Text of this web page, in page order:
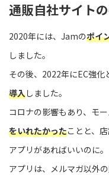
通販自社サイトの
2020年には、Jamのポイ
しました。
その後、2022年にEC強化
導入しました。
コロナの影響もあり、モ
をいれたかったことと、
アプリがあればいいのに
アプリは、メルマガ以外